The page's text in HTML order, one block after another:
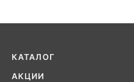
КАТАЛОГ
АКЦИИ